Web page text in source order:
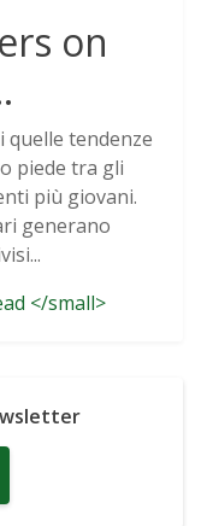
on
tendenze
piede tra gli
più giovani.
generano
</small>